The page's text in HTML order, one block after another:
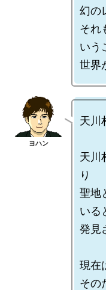
幻の
それ
いう
天川
天川
り
聖地
いる
発見
現在
その